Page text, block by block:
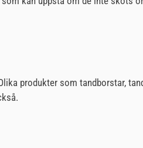
produkter som tandborstar,